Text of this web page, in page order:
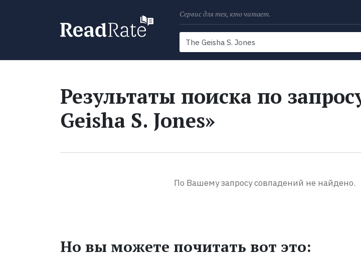
Сервис для тех, кто читает.
Поиск
Новости Рейтинги
Результаты поиска по
Geisha S. Jones»
По Вашему запросу совпадений не найдено.
Но вы можете почитать вот это: